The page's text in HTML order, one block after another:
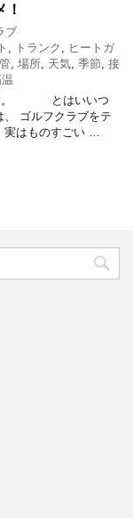
！
ブ
トランク
ヒートガ
場所 天気 季節 接
す。 とはいいつ
ゴルフクラブをテ
はものすごい …